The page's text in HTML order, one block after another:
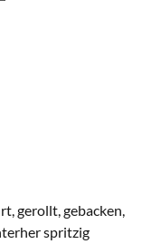
gerollt, gebacken,
spritzig